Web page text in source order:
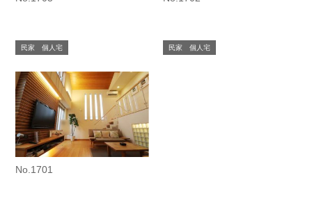
民家 個人宅 民家 個人宅
No.1701